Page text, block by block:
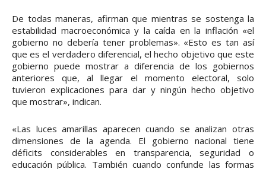
De todas maneras, afirman que mientras se sostenga la
estabilidad macroeconómica y la caída en la inflación «el
gobierno no debería tener problemas». «Esto es tan así
que es el verdadero diferencial, el hecho objetivo que este
gobierno puede mostrar a diferencia de los gobiernos
anteriores que, al llegar el momento electoral, solo
tuvieron explicaciones para dar y ningún hecho objetivo
que mostrar», indican.
«Las luces amarillas aparecen cuando se analizan otras
dimensiones de la agenda. El gobierno nacional tiene
déficits considerables en transparencia, seguridad o
educación pública. También cuando confunde las formas